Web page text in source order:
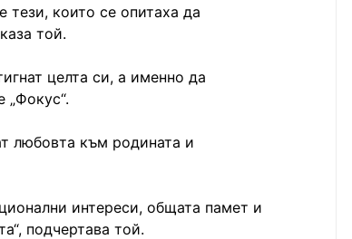
тези, които се опитаха да
той.
целта си, а именно да
„Фокус“.
любовта към родината и
интереси, общата памет и
подчертава той.